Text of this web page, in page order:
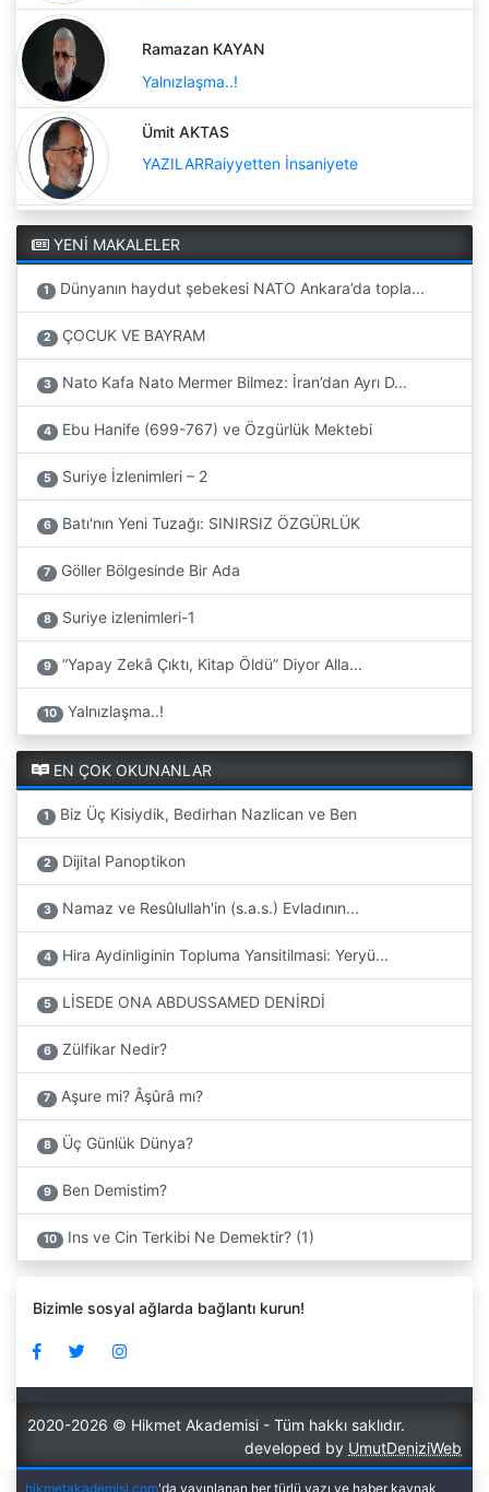
Ramazan KAYAN
Yalnızlaşma..!
Ümit AKTAS
YAZILARRaiyyetten İnsaniyete
YENİ MAKALELER
1 Dünyanın haydut şebekesi NATO Ankara’da topla...
2 ÇOCUK VE BAYRAM
3 Nato Kafa Nato Mermer Bilmez: İran’dan Ayrı D...
4 Ebu Hanife (699-767) ve Özgürlük Mektebi
5 Suriye İzlenimleri – 2
6 Batı'nın Yeni Tuzağı: SINIRSIZ ÖZGÜRLÜK
7 Göller Bölgesinde Bir Ada
8 Suriye izlenimleri-1
9 “Yapay Zekâ Çıktı, Kitap Öldü” Diyor Alla...
10 Yalnızlaşma..!
EN ÇOK OKUNANLAR
1 Biz Üç Kisiydik, Bedirhan Nazlican ve Ben
2 Dijital Panoptikon
3 Namaz ve Resûlullah'in (s.a.s.) Evladının...
4 Hira Aydinliginin Topluma Yansitilmasi: Yeryü...
5 LİSEDE ONA ABDUSSAMED DENİRDİ
6 Zülfikar Nedir?
7 Aşure mi? Âşûrâ mı?
8 Üç Günlük Dünya?
9 Ben Demistim?
10 Ins ve Cin Terkibi Ne Demektir? (1)
Bizimle sosyal ağlarda bağlantı kurun!
2020-2026 © Hikmet Akademisi - Tüm hakkı saklıdır.
developed by UmutDeniziWeb
hikmetakademisi.com'da yayınlanan her türlü yazı ve haber kaynak